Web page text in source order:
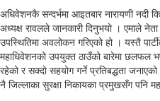
अधिवेशनकै सन्दर्भमा आइतबार नारायणी नदी
अध्यक्ष रावलले जानकारी दिनुभयो । एमाले
उपस्थितिमा अवलोकन गरिएको हो । यस्तै
महाधिवेशनको उपयुक्त ठाउँको बारेमा छलफल
रहेको र सक्दो सहयोग गर्ने प्रतिबद्धता
नै जिल्लाका सुरक्षा निकायका प्रमुखसँग पनि